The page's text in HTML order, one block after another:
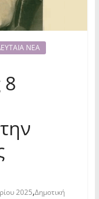
ΝΕΑ
8
2025,Δημοτική